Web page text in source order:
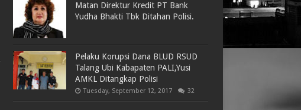
Matan Direktur Kredit PT Bank
Yudha Bhakti Tbk Ditahan Polisi.
Pelaku Korupsi Dana BLUD RSUD
Talang Ubi Kabapaten PALI,Yusi
AMKL Ditangkap Polisi
Tuesday, September 12, 2017 32